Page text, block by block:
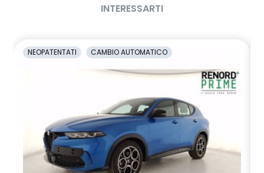
INTERESSARTI
NEOPATENTATI CAMBIO AUTOMATICO